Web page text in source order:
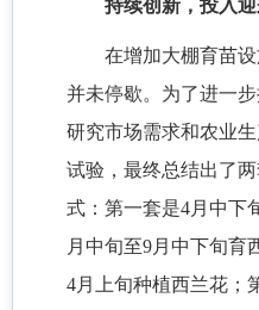
持续创新，投入
在增加大棚育苗
并未停歇。为了进一
研究市场需求和农业
试验，最终总结出了
式：第一套是4月中下
月中旬至9月中下旬育
4月上旬种植西兰花；